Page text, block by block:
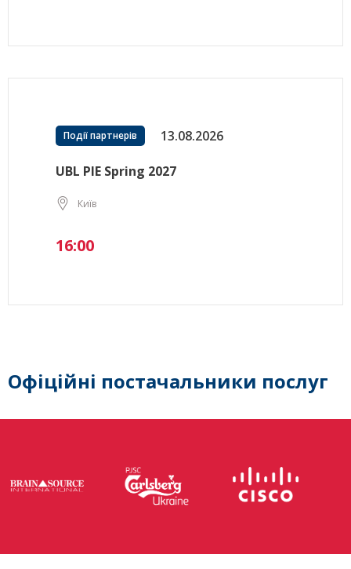
Події партнерів 13.08.2026
UBL PIE Spring 2027
Київ
16:00
Офіційні постачальники послуг